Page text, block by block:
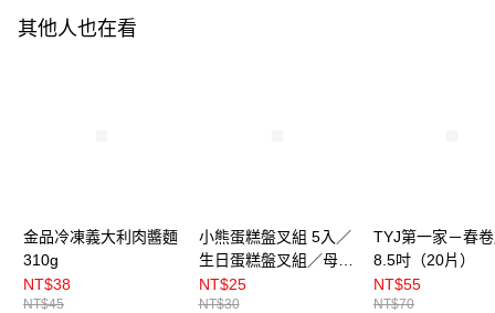
其他人也在看
金品冷凍義大利肉醬麵
310g
NT$38
NT$45
小熊蛋糕盤叉組 5入／
生日蛋糕盤叉組／母親
節蛋糕盤叉組
NT$25
NT$30
TYJ第一家－春
8.5吋（20片）
NT$55
NT$70